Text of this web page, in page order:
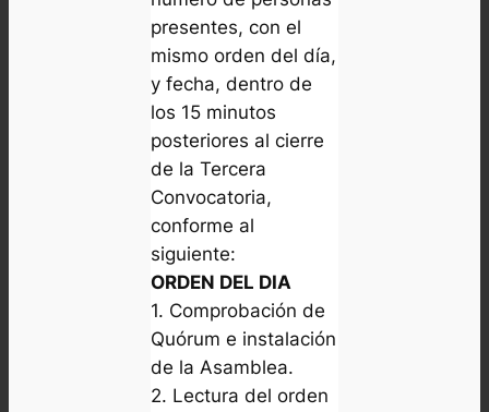
presentes, con el
mismo orden del día,
y fecha, dentro de
los 15 minutos
posteriores al cierre
de la Tercera
Convocatoria,
conforme al
siguiente:
ORDEN DEL DIA
1. Comprobación de
Quórum e instalación
de la Asamblea.
2. Lectura del orden